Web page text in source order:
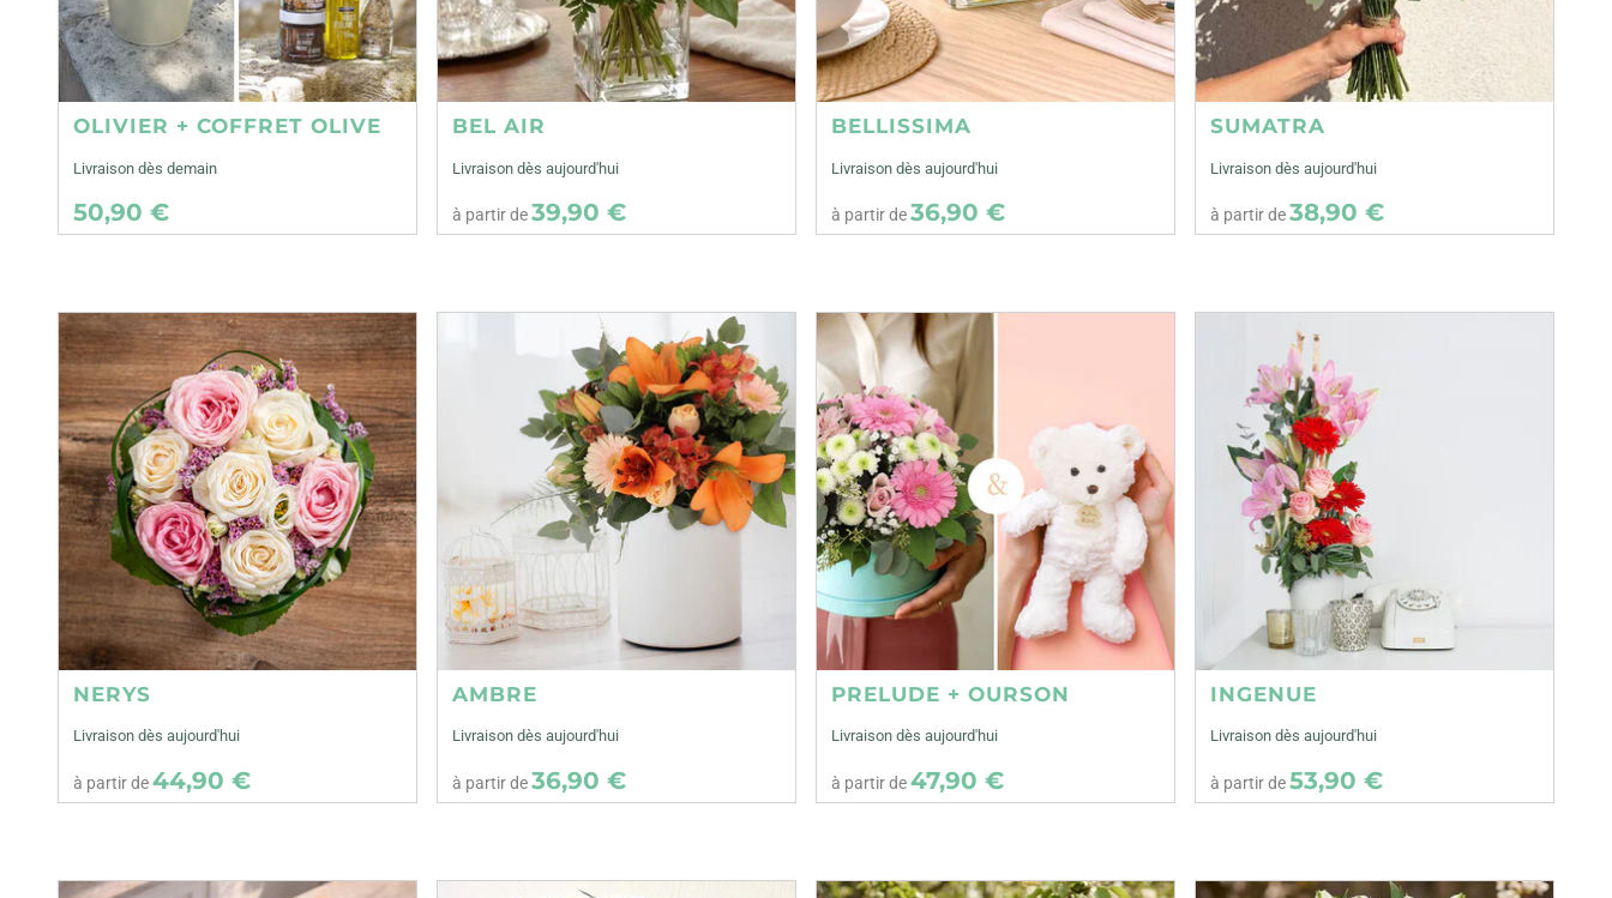
OLIVIER + COFFRET OLIVE
Livraison dès demain
50,90 €
BEL AIR
Livraison dès aujourd'hui
à partir de39,90 €
BELLISSIMA
Livraison dès aujourd'hui
à partir de36,90 €
SUMATRA
Livraison dès aujourd'hui
à partir de38,90 €
NERYS
Livraison dès aujourd'hui
à partir de44,90 €
AMBRE
Livraison dès aujourd'hui
à partir de36,90 €
PRELUDE + OURSON
Livraison dès aujourd'hui
à partir de47,90 €
INGENUE
Livraison dès aujourd'hui
à partir de53,90 €